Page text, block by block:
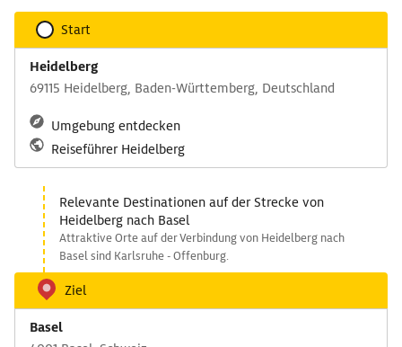
Start
Heidelberg
69115 Heidelberg, Baden-Württemberg, Deutschland
Umgebung entdecken
Reiseführer Heidelberg
Relevante Destinationen auf der Strecke von
Heidelberg nach Basel
Attraktive Orte auf der Verbindung von Heidelberg nach
Basel sind Karlsruhe - Offenburg.
Ziel
Basel